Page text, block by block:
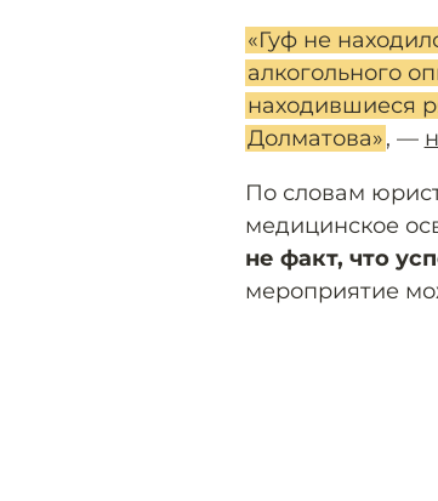
«Гуф не
алкогольного
находившиеся
Долматова», —
По словам
медицинское
не факт, что
мероприятие